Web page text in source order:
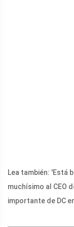
Lea también: 'Está
muchísimo al CEO
importante de DC